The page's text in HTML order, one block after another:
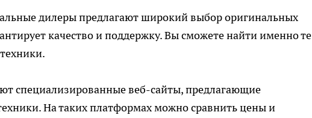
дилеры предлагают широкий выбор оригинальных
качество и поддержку. Вы сможете найти именно те
специализированные веб-сайты, предлагающие
На таких платформах можно сравнить цены и